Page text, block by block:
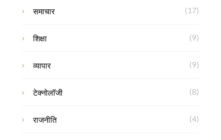
समाचार (17)
शिक्षा (9)
व्यापार (9)
टेक्नोलॉजी (8)
राजनीति (4)